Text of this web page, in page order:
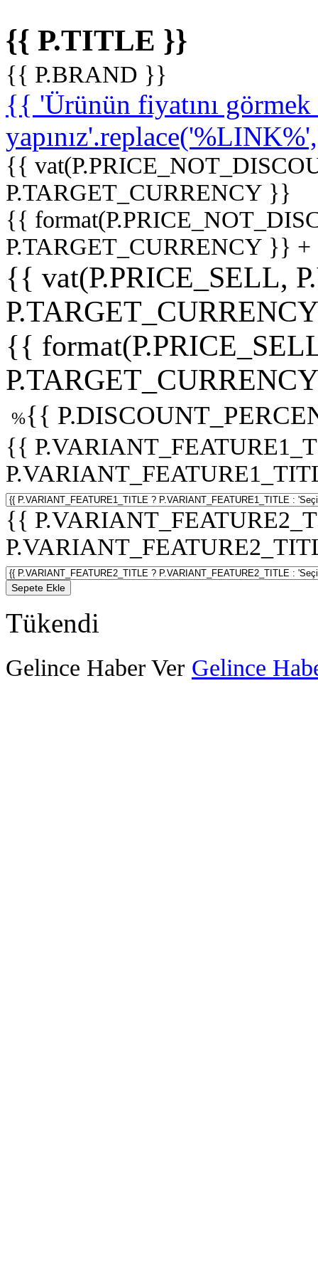
{{ P.TITLE }}
{{ P.BRAND }}
{{ 'Ürünün fiyatını
{{
P.TARGET_CURRENCY }}
{{
P.TARGET_CURRENCY }}
{{ vat(P.PRICE_SELL,
{{
%{{
{{
{{
Sepete Ekle
Tükendi
Gelince Haber Ver Gelince